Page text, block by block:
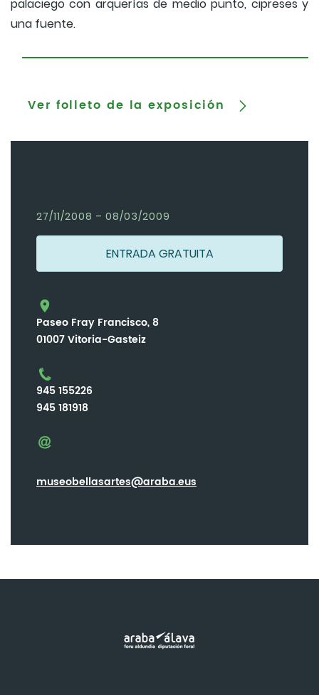
palaciego con arquerías de medio punto, cipreses y
una fuente.
Ver folleto de la exposición
27/11/2008 – 08/03/2009
ENTRADA GRATUITA
Paseo Fray Francisco, 8
01007 Vitoria-Gasteiz
945 155226
945 181918
museobellasartes@araba.eus